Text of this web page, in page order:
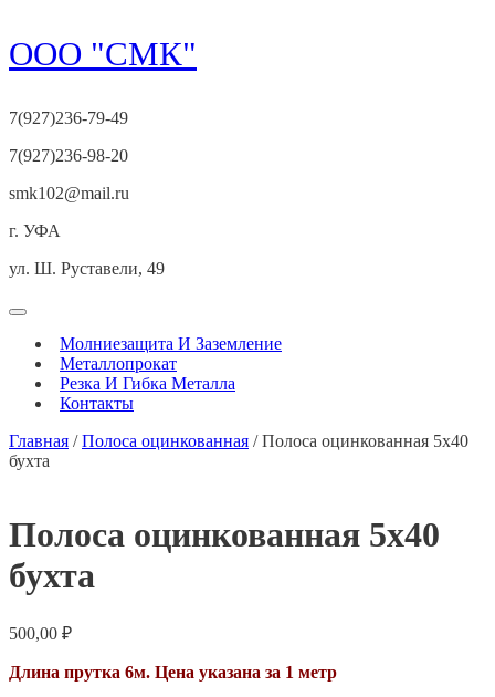
Перейти
к
ООО "СМК"
7(927)236-79-49
7(927)236-98-20
smk102@mail.ru
г. УФА
ул. Ш. Руставели, 49
Открыть
Молниезащита И Заземление
Металлопрокат
Резка И Гибка Металла
Контакты
Закрыть
меню
Главная /Полоса оцинкованная / Полоса оцинкованная 5х40
бухта
Полоса оцинкованная 5х40
бухта
500,00 ₽
Длина прутка 6м. Цена указана за 1 метр